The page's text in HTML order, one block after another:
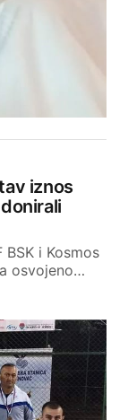
iznos
i Kosmos
osvojeno…